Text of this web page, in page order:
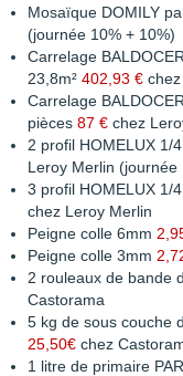
Mosaïque DOMILY
(journée 10% + 10%)
Carrelage
23,8m² 402,93 €
Carrelage
pièces 87 € chez
2 profil HOMELUX 1/
Leroy Merlin (journée
3 profil HOMELUX 1/
chez Leroy Merlin
Peigne colle 6mm
Peigne colle 3mm
2 rouleaux de bande
Castorama
5 kg de sous couche
25,50€ chez
1 litre de primaire